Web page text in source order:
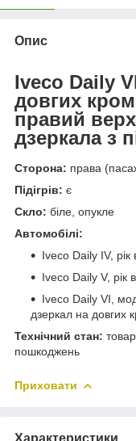
Опис
Iveco Daily
довгих
правий
дзеркала з
Сторона: права
Підігрів: є
Скло: біле, опукле
Автомобілі:
Iveco Daily IV,
Iveco Daily V, рік
Iveco Daily VI,
дзеркал на довгих
Технічний стан:
пошкоджень
Приховати
Характеристики